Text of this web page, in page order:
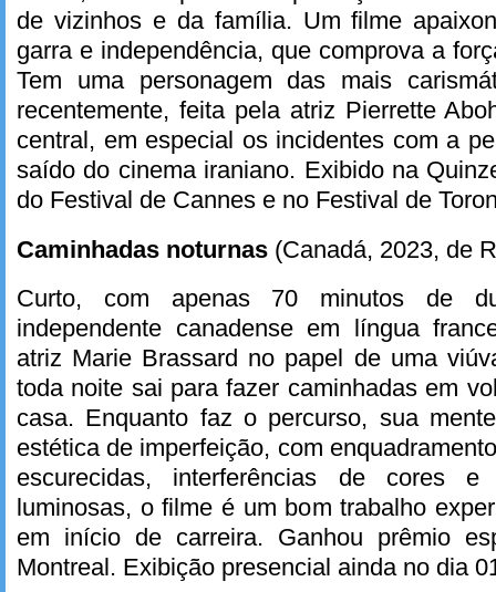
de vizinhos e da família. Um filme
garra e independência, que comprova a
Tem uma personagem das mais
recentemente, feita pela atriz Pierrette
central, em especial os incidentes com a
saído do cinema iraniano. Exibido na
do Festival de Cannes e no Festival de
Caminhadas noturnas (Canadá, 2023, de
Curto, com apenas 70 minutos de
independente canadense em língua
atriz Marie Brassard no papel de uma
toda noite sai para fazer caminhadas em
casa. Enquanto faz o percurso, sua
estética de imperfeição, com
escurecidas, interferências de cores
luminosas, o filme é um bom trabalho
em início de carreira. Ganhou prêmio
Montreal. Exibição presencial ainda no dia